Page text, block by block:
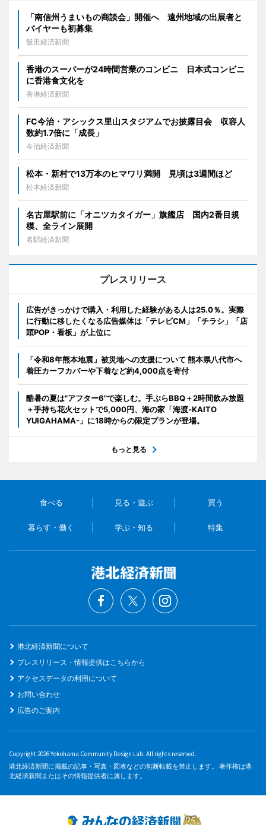
「南信州うまいもの商談会」開催へ 遠州地域の出展者と
バイヤーも初募集
飯田経済新聞
香港のスーパーが24時間営業のコンビニ 日本式コンビニ
に香港食文化を
香港経済新聞
FC今治・アシックス里山スタジアムでお披露目会 収容人
数約1.7倍に「成長」
今治経済新聞
松本・新村で13万本のヒマワリ満開 見頃は3週間ほど
松本経済新聞
名古屋駅前に「オニツカタイガー」旗艦店 国内2番目規
模、全ライン展開
名駅経済新聞
プレスリリース
広告がきっかけで購入・利用した経験がある人は25.0％。実際
に行動に移したくなる広告媒体は「テレビCM」「チラシ」「店
頭POP・看板」が上位に
「令和8年熊本地震」被災地への支援について 熊本県八代市へ
着圧カーフカバーや下着など約4,000点を寄付
酷暑の夏は"アフター6"で楽しむ。手ぶらBBQ＋2時間飲み放題
＋手持ち花火セットで5,000円、海の家「海渡-KAITO
YUIGAHAMA-」に18時からの限定プランが登場。
もっと見る
食べる 見る・遊ぶ 買う
暮らす・働く 学ぶ・知る 特集
港北経済新聞について
プレスリリース・情報提供はこちらから
アクセスデータの利用について
お問い合わせ
広告のご案内
Copyright 2026 Yokohama Community Design Lab. All rights reserved.
港北経済新聞に掲載の記事・写真・図表などの無断転載を禁止します。 著作権は港
北経済新聞またはその情報提供者に属します。